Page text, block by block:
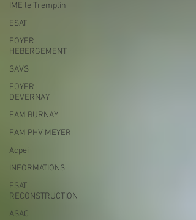
IME le Tremplin
ESAT
FOYER
HEBERGEMENT
SAVS
FOYER
DEVERNAY
FAM BURNAY
FAM PHV MEYER
Acpei
INFORMATIONS
ESAT
RECONSTRUCTION
ASAC